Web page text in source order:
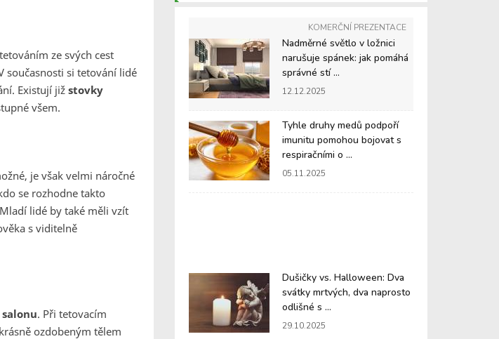
ze svých cest
současnosti si tetování lidé
Existují již stovky
všem.
je však velmi náročné
se rozhodne takto
lidé by také měli vzít
s viditelně
. Při tetovacím
ozdobeným tělem
KOMERČNÍ PREZENTACE
Nadměrné světlo v ložnici
narušuje spánek: jak pomáhá
správné stí ...
12.12.2025
Tyhle druhy medů podpoří
imunitu pomohou bojovat s
respiračními o ...
05.11.2025
Dušičky vs. Halloween: Dva
svátky mrtvých, dva naprosto
odlišné s ...
29.10.2025